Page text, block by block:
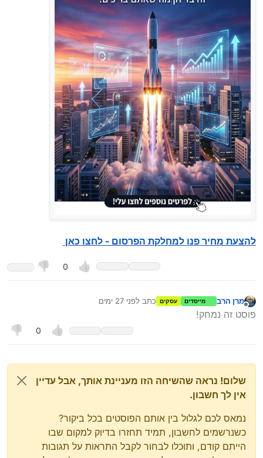
להצעת מחיר פנו למחלקת הפרסום - לחצו כאן
0
מרן הרב מייסדים עסקים כתבלפני 27 ימים
נערך לאחרונה על ידי מרן הרב
פוסט זה נמחק!
0
שלום! נראה שהשיחה הזו מעניינת אותך, אבל עדיין
אין לך חשבון.
נמאס לכם לגלול בין אותם הפוסטים בכל ביקור?
כשנרשמים לחשבון, תמיד תחזרו בדיוק למקום שבו
הייתם קודם, ותוכלו לבחור לקבל התראות על תגובות